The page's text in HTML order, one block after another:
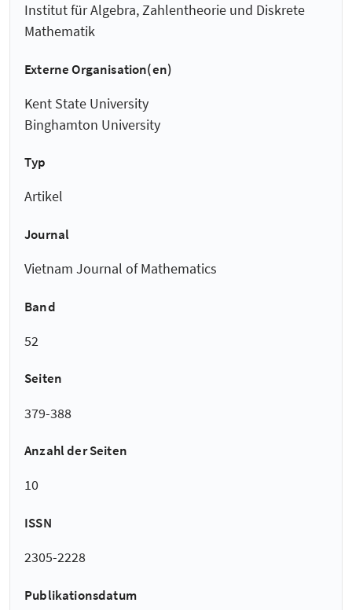
Institut für Algebra, Zahlentheorie und Diskrete
Mathematik
Externe Organisation(en)
Kent State University
Binghamton University
Typ
Artikel
Journal
Vietnam Journal of Mathematics
Band
52
Seiten
379-388
Anzahl der Seiten
10
ISSN
2305-2228
Publikationsdatum